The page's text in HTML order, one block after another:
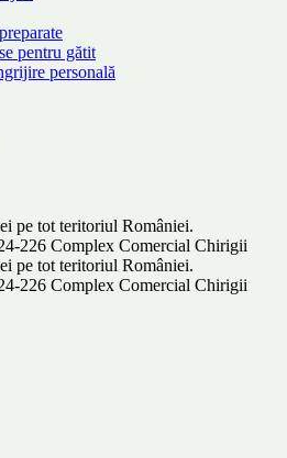
pentru gătit
personală
pe tot teritoriul României.
226 Complex Comercial Chirigii
pe tot teritoriul României.
226 Complex Comercial Chirigii